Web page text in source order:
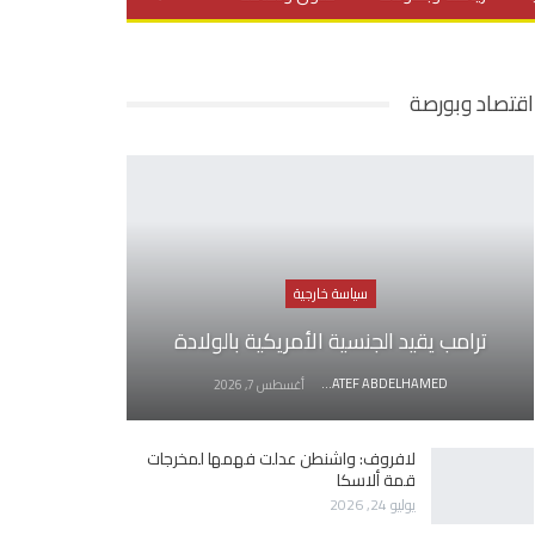
اقتصاد وبورصة
سياسة خارجية
ترامب يقيد الجنسية الأمريكية بالولادة
AWATEF ABDELHAMED أغسطس 7, 2026
لافروف: واشنطن عدلت فهمها لمخرجات
قمة ألاسكا
يوليو 24, 2026